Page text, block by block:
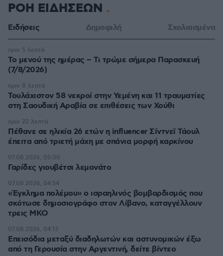
ΡΟΗ ΕΙΔΗΣΕΩΝ
Ειδήσεις Δημοφιλή Σχολιασμένα
Το μενού της ημέρας – Τι τρώμε σήμερα Παρασκευή
(7/8/2026)
πριν 5 λεπτά
Τουλάχιστον 58 νεκροί στην Υεμένη και 11 τραυματίες
στη Σαουδική Αραβία σε επιθέσεις των Χούθι
πριν 8 λεπτά
Πέθανε σε ηλικία 26 ετών η influencer Σίντνεϊ Τάουλ
έπειτα από τριετή μάχη με σπάνια μορφή καρκίνου
πριν 22 λεπτά
Γαρίδες γιουβέτσι λεμονάτο
07.08.2026, 05:00
«Έγκλημα πολέμου» ο ισραηλινός βομβαρδισμός που
σκότωσε δημοσιογράφο στον Λίβανο, καταγγέλλουν
τρεις ΜΚΟ
07.08.2026, 04:54
Επεισόδια μεταξύ διαδηλωτών και αστυνομικών έξω
από τη Γερουσία στην Αργεντινή, δείτε βίντεο
07.08.2026, 04:13